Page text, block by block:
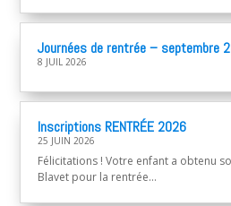
Journées de rentrée – septembre
8 JUIL 2026
Inscriptions RENTRÉE 2026
25 JUIN 2026
Félicitations ! Votre enfant a obtenu
Blavet pour la rentrée...